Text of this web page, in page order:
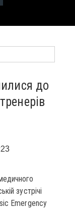
до
зустрічі
Emergency